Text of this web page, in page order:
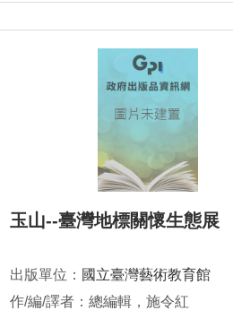
玉山--臺灣地標關懷生態展
出版單位： 國立臺灣藝術教育館
作/編/譯者：總編輯，施令紅